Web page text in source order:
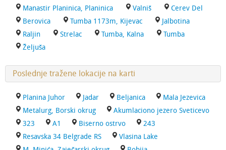
Manastir Planinica, Planinica
Valniš
Cerev Del
Berovica
Tumba 1173m, Kijevac
Jalbotina
Raljin
Strelac Tumba, Kalna
Tumba
Željuša
Poslednje tražene lokacije na karti
Planina Juhor Jadar Beljanica
Mala Jezevica
Metalurg, Borski okrug
Akumlaciono jezero Sveticevo
323
A1 Biserno ostrvo
243
Resavska 34 Belgrade RS
Vlasina Lake